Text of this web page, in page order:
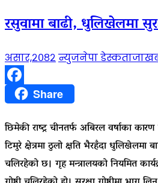
रसुवामा बाढी, धुलिखेलमा
असार,२०८२ न्युजनेपा डेस्क
FacebookShare
छिमेकी राष्ट्र चीनतर्फ अबिरल वर्षाका
टिमुरे क्षेत्रमा ठुलो क्षति भैरहँदा धुलिखेलमा
चलिरहेको छ। गृह मन्त्रालयको नियमित